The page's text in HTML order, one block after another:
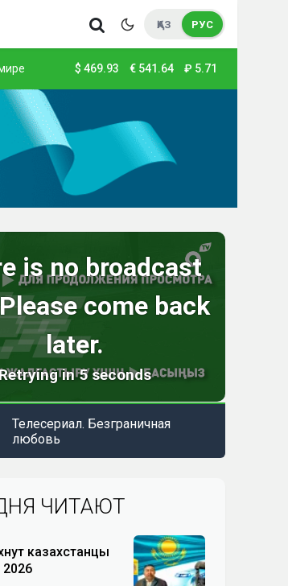
ҚАЗ РУС
$ 469.93 € 541.64 ₽ 5.71
Телесериал. Безграничная
любовь
ЧИТАЮТ
казахстанцы
2026